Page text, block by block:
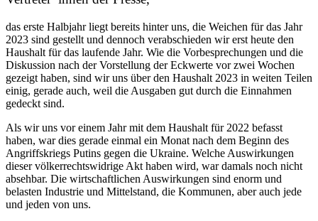
das erste Halbjahr liegt bereits hinter uns, die Weichen für das Jahr
2023 sind gestellt und dennoch verabschieden wir erst heute den
Haushalt für das laufende Jahr. Wie die Vorbesprechungen und die
Diskussion nach der Vorstellung der Eckwerte vor zwei Wochen
gezeigt haben, sind wir uns über den Haushalt 2023 in weiten Teilen
einig, gerade auch, weil die Ausgaben gut durch die Einnahmen
gedeckt sind.
Als wir uns vor einem Jahr mit dem Haushalt für 2022 befasst
haben, war dies gerade einmal ein Monat nach dem Beginn des
Angriffskriegs Putins gegen die Ukraine. Welche Auswirkungen
dieser völkerrechtswidrige Akt haben wird, war damals noch nicht
absehbar. Die wirtschaftlichen Auswirkungen sind enorm und
belasten Industrie und Mittelstand, die Kommunen, aber auch jede
und jeden von uns.